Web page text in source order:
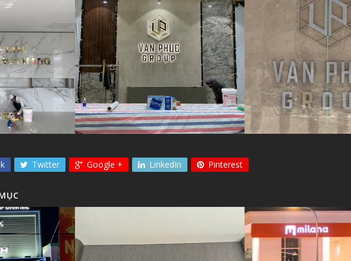
Twitter Google + LinkedIn Pinterest